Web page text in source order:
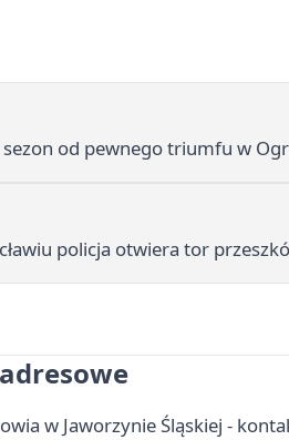
sezon od pewnego triumfu w
policja otwiera tor
w Jaworzynie Śląskiej -